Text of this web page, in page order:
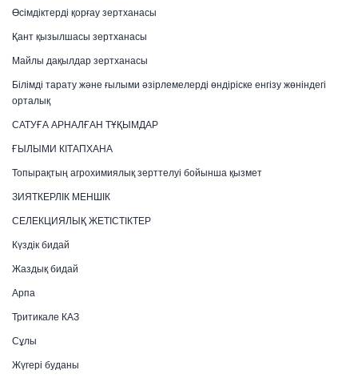
Өсімдіктерді қорғау зертханасы
Қант қызылшасы зертханасы
Майлы дақылдар зертханасы
Білімді тарату және ғылыми әзірлемелерді өндіріске енгізу жөніндегі
орталық
САТУҒА АРНАЛҒАН ТҰҚЫМДАР
ҒЫЛЫМИ КІТАПХАНА
Топырақтың агрохимиялық зерттелуі бойынша қызмет
ЗИЯТКЕРЛІК МЕНШІК
СЕЛЕКЦИЯЛЫҚ ЖЕТІСТІКТЕР
Күздік бидай
Жаздық бидай
Арпа
Тритикале КАЗ
Сұлы
Жүгері буданы